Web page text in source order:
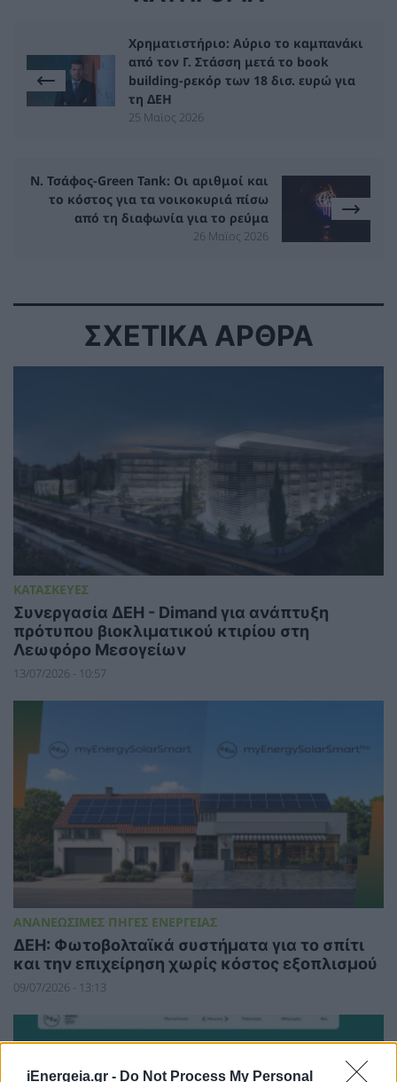
iEnergeia.gr - Do Not Process My Personal
Χρηματιστήριο: Αύριο το καμπανάκι
από τον Γ. Στάσση μετά το book
building-ρεκόρ των 18 δισ. ευρώ για
τη ΔΕΗ
25 Μαϊος 2026
N. Τσάφος-Green Tank: Οι αριθμοί και
το κόστος για τα νοικοκυριά πίσω
από τη διαφωνία για το ρεύμα
26 Μαϊος 2026
ΣΧΕΤΙΚΑ ΑΡΘΡΑ
ΚΑΤΑΣΚΕΥΕΣ
Συνεργασία ΔΕΗ - Dimand για ανάπτυξη
πρότυπου βιοκλιματικού κτιρίου στη
Λεωφόρο Μεσογείων
13/07/2026 - 10:57
ΑΝΑΝΕΩΣΙΜΕΣ ΠΗΓΕΣ ΕΝΕΡΓΕΙΑΣ
ΔΕΗ: Φωτοβολταϊκά συστήματα για το σπίτι
και την επιχείρηση χωρίς κόστος εξοπλισμού
09/07/2026 - 13:13